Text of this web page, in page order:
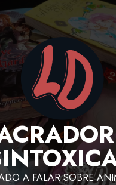
A FALAR SOBRE